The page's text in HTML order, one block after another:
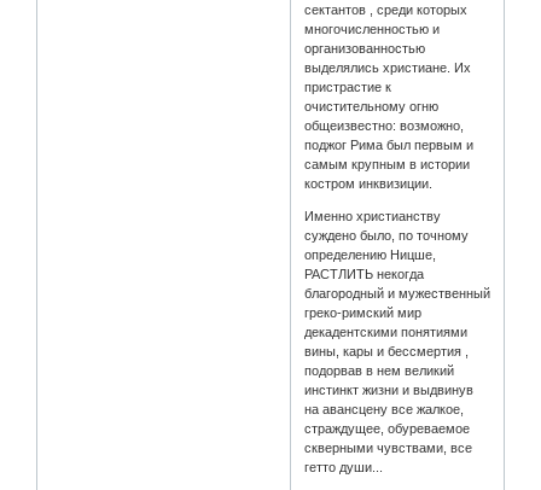
сектантов , среди которых
многочисленностью и
организованностью
выделялись христиане. Их
пристрастие к
очистительному огню
общеизвестно: возможно,
поджог Рима был первым и
самым крупным в истории
костром инквизиции.
Именно христианству
суждено было, по точному
определению Ницше,
РАСТЛИТЬ некогда
благородный и мужественный
греко-римский мир
декадентскими понятиями
вины, кары и бессмертия ,
подорвав в нем великий
инстинкт жизни и выдвинув
на авансцену все жалкое,
страждущее, обуреваемое
скверными чувствами, все
гетто души...